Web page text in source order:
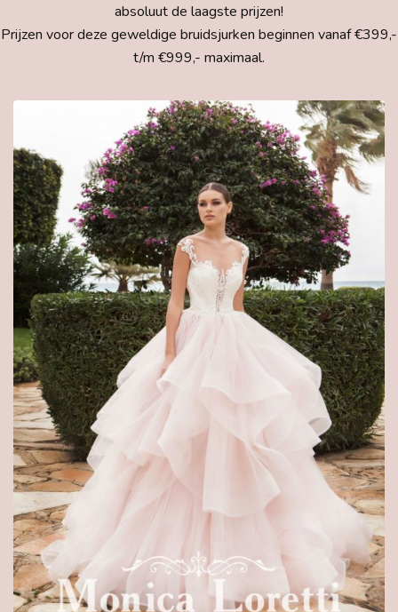
absoluut de laagste prijzen!
Prijzen voor deze geweldige bruidsjurken beginnen vanaf €399,-
t/m €999,- maximaal.